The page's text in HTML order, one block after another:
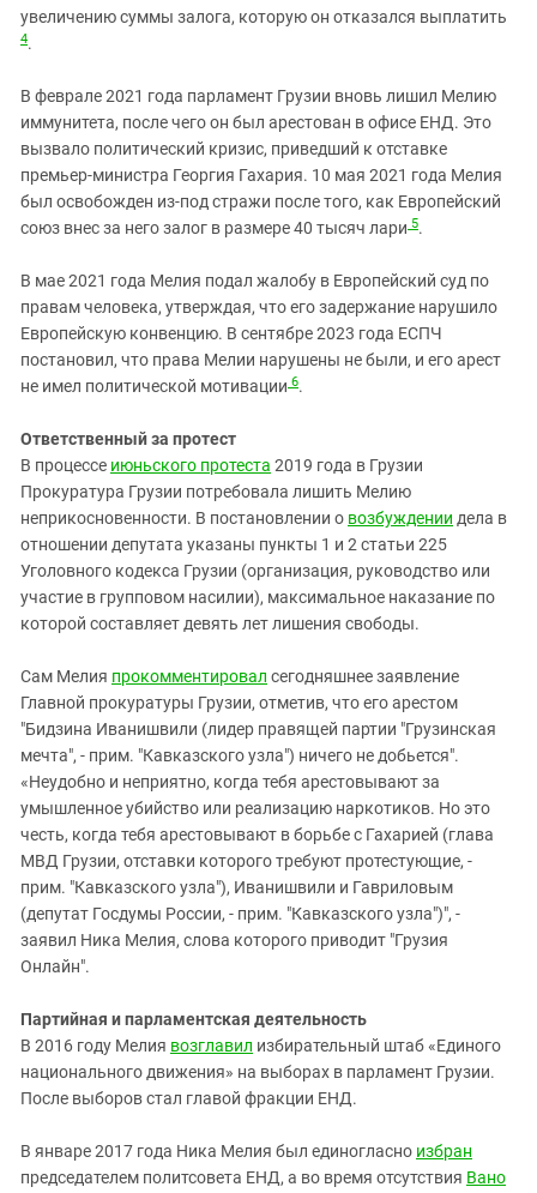
увеличению суммы залога, которую он отказался выплатить
4.
В феврале 2021 года парламент Грузии вновь лишил Мелию
иммунитета, после чего он был арестован в офисе ЕНД. Это
вызвало политический кризис, приведший к отставке
премьер-министра Георгия Гахария. 10 мая 2021 года Мелия
был освобожден из-под стражи после того, как Европейский
союз внес за него залог в размере 40 тысяч лари 5.
В мае 2021 года Мелия подал жалобу в Европейский суд по
правам человека, утверждая, что его задержание нарушило
Европейскую конвенцию. В сентябре 2023 года ЕСПЧ
постановил, что права Мелии нарушены не были, и его арест
не имел политической мотивации 6.
Ответственный за протест
В процессе июньского протеста 2019 года в Грузии
Прокуратура Грузии потребовала лишить Мелию
неприкосновенности. В постановлении о возбуждении дела в
отношении депутата указаны пункты 1 и 2 статьи 225
Уголовного кодекса Грузии (организация, руководство или
участие в групповом насилии), максимальное наказание по
которой составляет девять лет лишения свободы.
Сам Мелия прокомментировал сегодняшнее заявление
Главной прокуратуры Грузии, отметив, что его арестом
"Бидзина Иванишвили (лидер правящей партии "Грузинская
мечта", - прим. "Кавказского узла") ничего не добьется".
«Неудобно и неприятно, когда тебя арестовывают за
умышленное убийство или реализацию наркотиков. Но это
честь, когда тебя арестовывают в борьбе с Гахарией (глава
МВД Грузии, отставки которого требуют протестующие, -
прим. "Кавказского узла"), Иванишвили и Гавриловым
(депутат Госдумы России, - прим. "Кавказского узла")", -
заявил Ника Мелия, слова которого приводит "Грузия
Онлайн".
Партийная и парламентская деятельность
В 2016 году Мелия возглавил избирательный штаб «Единого
национального движения» на выборах в парламент Грузии.
После выборов стал главой фракции ЕНД.
В январе 2017 года Ника Мелия был единогласно избран
председателем политсовета ЕНД, а во время отсутствия Вано